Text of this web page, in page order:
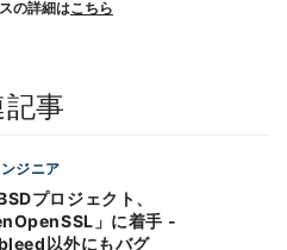
の詳細はこちら
事
ジニア
プロジェクト、
」に着手 -
以外にもバグ